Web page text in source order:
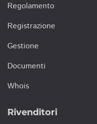
Regolamento
Registrazione
Gestione
Documenti
Whois
Rivenditori